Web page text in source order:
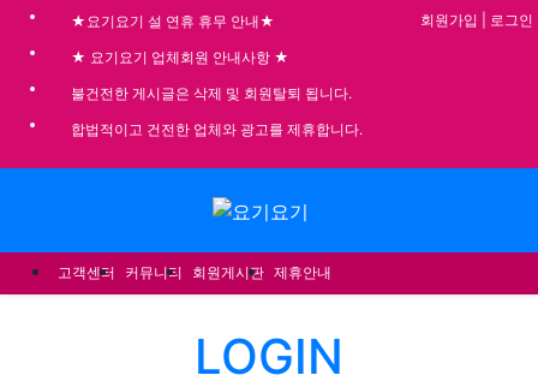
★요기요기 설 연휴 휴무 안내★
★ 요기요기 업체회원 안내사항 ★
불건전한 게시글은 삭제 및 회원탈퇴 됩니다.
합법적이고 건전한 업체와 광고를 제휴합니다.
회원가입 로그인
고객센터 커뮤니티 회원게시판 제휴안내
LOGIN